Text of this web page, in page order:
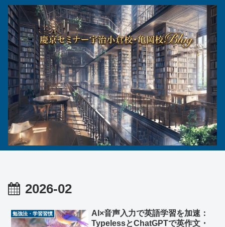
2026-02
勉強法・学習習慣
AI×音声入力で英語学習を加速：
TypelessとChatGPTで英作文・